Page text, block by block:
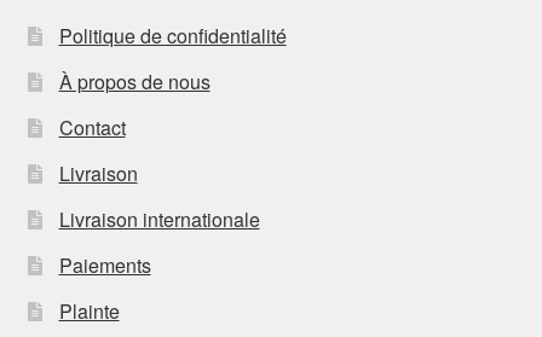
Politique de confidentialité
À propos de nous
Contact
Livraison
Livraison internationale
Paiements
Plainte